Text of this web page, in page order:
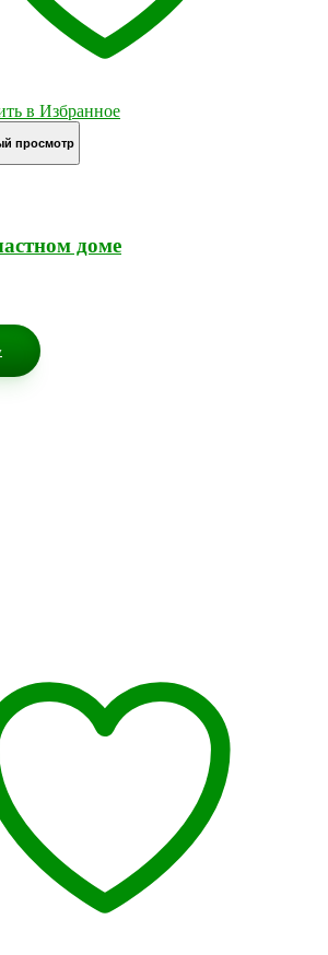
в Избранное
просмотр
доме